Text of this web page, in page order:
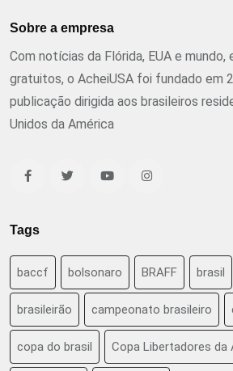
Sobre a empresa
Com notícias da Flórida, EUA e mundo,
gratuitos, o AcheiUSA foi fundado em
publicação dirigida aos brasileiros
Unidos da América
Tags
baccf bolsonaro BRAFF brasil
brasileirão campeonato brasileiro
copa do brasil Copa Libertadores da